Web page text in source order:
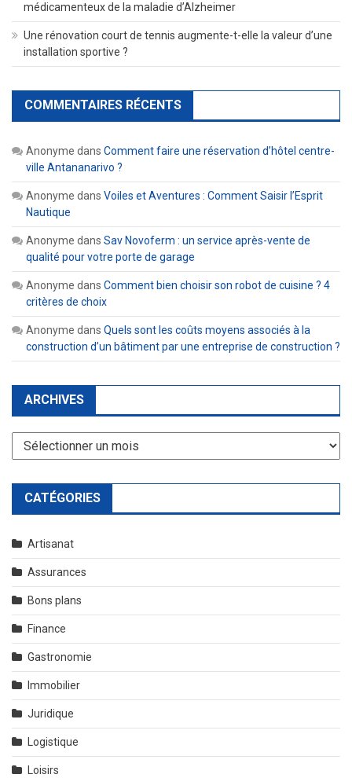
médicamenteux de la maladie d’Alzheimer
Une rénovation court de tennis augmente-t-elle la valeur d’une
installation sportive ?
COMMENTAIRES RÉCENTS
Anonyme dans Comment faire une réservation d’hôtel centre-
ville Antananarivo ?
Anonyme dans Voiles et Aventures : Comment Saisir l’Esprit
Nautique
Anonyme dans Sav Novoferm : un service après-vente de
qualité pour votre porte de garage
Anonyme dans Comment bien choisir son robot de cuisine ? 4
critères de choix
Anonyme dans Quels sont les coûts moyens associés à la
construction d’un bâtiment par une entreprise de construction ?
ARCHIVES
Archives
CATÉGORIES
Artisanat
Assurances
Bons plans
Finance
Gastronomie
Immobilier
Juridique
Logistique
Loisirs